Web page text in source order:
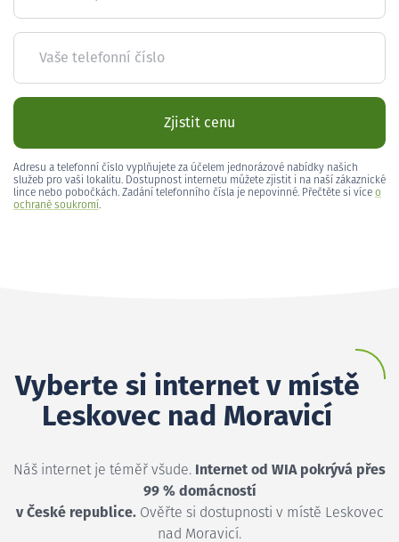
Vaše telefonní číslo
Zjistit cenu
Adresu a telefonní číslo vyplňujete za účelem jednorázové nabídky našich
služeb pro vaši lokalitu. Dostupnost internetu můžete zjistit i na naší zákaznické
lince nebo pobočkách. Zadání telefonního čísla je nepovinné. Přečtěte si více o
ochraně soukromí.
Vyberte si internet v místě
Leskovec nad Moravicí
Náš internet je téměř všude. Internet od WIA pokrývá přes
99 % domácností
v České republice.Ověřte si dostupnosti v místě Leskovec
nad Moravicí.